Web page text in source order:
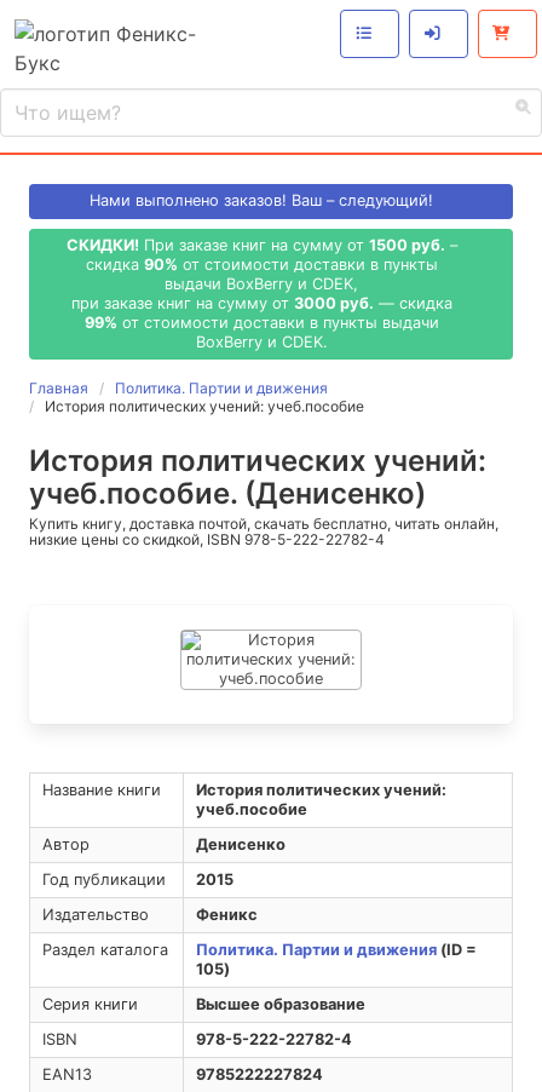
Нами выполнено заказов! Ваш – следующий!
СКИДКИ! При заказе книг на сумму от 1500 руб. –
скидка 90% от стоимости доставки в пункты
выдачи BoxBerry и CDEK,
при заказе книг на сумму от 3000 руб. — скидка
99% от стоимости доставки в пункты выдачи
BoxBerry и CDEK.
Главная
Политика. Партии и движения
История политических учений: учеб.пособие
История политических учений:
учеб.пособие. (Денисенко)
Купить книгу, доставка почтой, скачать бесплатно, читать онлайн,
низкие цены со скидкой, ISBN 978-5-222-22782-4
Название книги
История политических учений:
учеб.пособие
Автор
Денисенко
Год публикации
2015
Издательство
Феникс
Раздел каталога
Политика. Партии и движения(ID =
105)
Серия книги
Высшее образование
ISBN
978-5-222-22782-4
EAN13
9785222227824